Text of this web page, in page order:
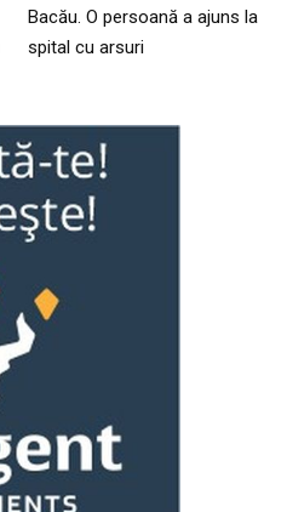
Bacău. O persoană a ajuns la
spital cu arsuri